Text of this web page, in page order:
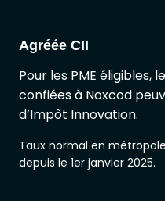
Agréée CII
Pour les PME éligibles,
confiées à Noxcod
d’Impôt Innovation.
Taux normal en
depuis le 1er janvier 2025.